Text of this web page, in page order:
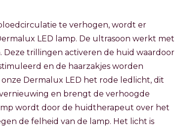
te verhogen, wordt er
LED lamp. De ultrasoon werkt met
trillingen activeren de huid waardoor
en de haarzakjes worden
Dermalux LED het rode ledlicht, dit
en brengt de verhoogde
wordt door de huidtherapeut over het
de felheid van de lamp. Het licht is